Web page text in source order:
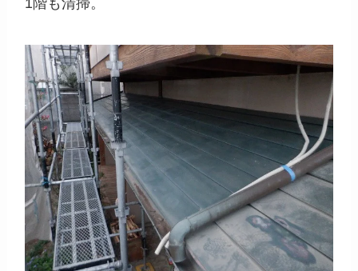
1階も清掃。